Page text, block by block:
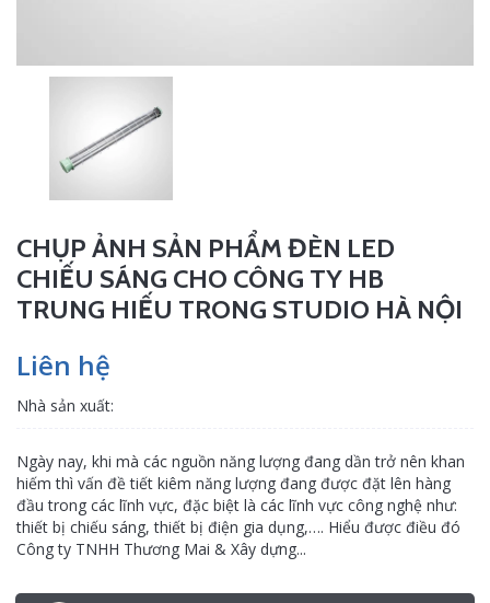
CHỤP ẢNH SẢN PHẨM ĐÈN LED
CHIẾU SÁNG CHO CÔNG TY HB
TRUNG HIẾU TRONG STUDIO HÀ NỘI
Liên hệ
Nhà sản xuất:
Ngày nay, khi mà các nguồn năng lượng đang dần trở nên khan
hiếm thì vấn đề tiết kiêm năng lượng đang được đặt lên hàng
đầu trong các lĩnh vực, đặc biệt là các lĩnh vực công nghệ như:
thiết bị chiếu sáng, thiết bị điện gia dụng,…. Hiểu được điều đó
Công ty TNHH Thương Mai & Xây dựng...